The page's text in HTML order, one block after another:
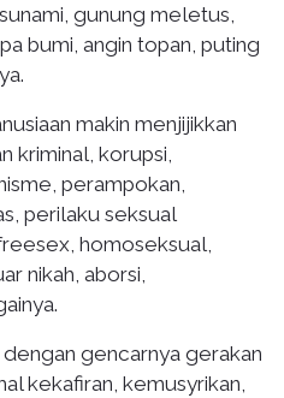
gunung meletus,
bumi, angin topan, puting
makin menjijikkan
kriminal, korupsi,
perampokan,
perilaku seksual
homoseksual,
nikah, aborsi,
gencarnya gerakan
kekafiran, kemusyrikan,